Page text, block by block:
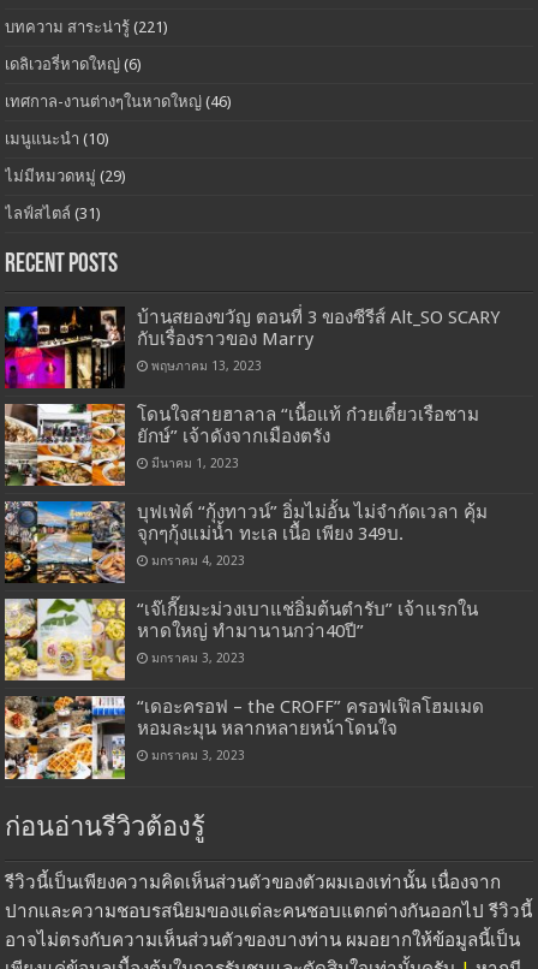
บทความ สาระน่ารู้ (221)
เดลิเวอรี่หาดใหญ่ (6)
เทศกาล-งานต่างๆในหาดใหญ่ (46)
เมนูแนะนำ (10)
ไม่มีหมวดหมู่ (29)
ไลฟ์สไตล์ (31)
Recent Posts
บ้านสยองขวัญ ตอนที่ 3 ของซีรีส์ Alt_SO SCARY
กับเรื่องราวของ Marry
พฤษภาคม 13, 2023
โดนใจสายฮาลาล “เนื้อแท้ ก๋วยเตี๋ยวเรือชาม
ยักษ์” เจ้าดังจากเมืองตรัง
มีนาคม 1, 2023
บุฟเฟ่ต์ “กุ้งทาวน์” อิ่มไม่อั้น ไม่จำกัดเวลา คุ้ม
จุกๆกุ้งแม่น้ำ ทะเล เนื้อ เพียง 349บ.
มกราคม 4, 2023
“เจ๊เกี๊ยมะม่วงเบาแช่อิ่มต้นตำรับ” เจ้าแรกใน
หาดใหญ่ ทำมานานกว่า40ปี”
มกราคม 3, 2023
“เดอะครอฟ – the CROFF” ครอฟเฟิลโฮมเมด
หอมละมุน หลากหลายหน้าโดนใจ
มกราคม 3, 2023
ก่อนอ่านรีวิวต้องรู้
รีวิวนี้เป็นเพียงความคิดเห็นส่วนตัวของตัวผมเองเท่านั้น เนื่องจาก
ปากและความชอบรสนิยมของแต่ละคนชอบแตกต่างกันออกไป รีวิวนี้
อาจไม่ตรงกับความเห็นส่วนตัวของบางท่าน ผมอยากให้ข้อมูลนี้เป็น